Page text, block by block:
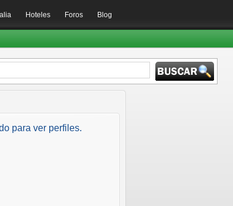
Hoteles Foros Blog
para ver perfiles.